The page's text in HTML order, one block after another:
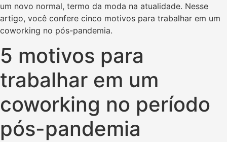
um novo normal, termo da moda na atualidade. Nesse
artigo, você confere cinco motivos para trabalhar em um
coworking no pós-pandemia.
5 motivos para
trabalhar em um
coworking no período
pós-pandemia